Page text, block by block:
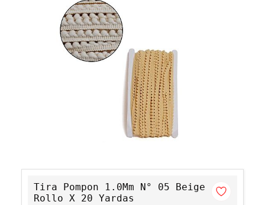
Tira Pompon 1.0Mm N° 05 Beige
Rollo X 20 Yardas